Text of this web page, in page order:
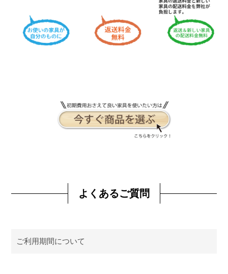
よくあるご質問
ご利用期間について